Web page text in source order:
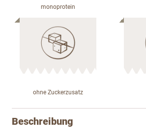
monoprotein
ohne Zuckerzusatz
Beschreibung